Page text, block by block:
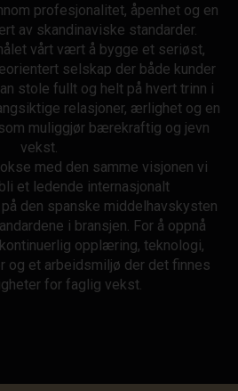
profesjonalitet, åpenhet og en
av skandinaviske standarder.
vårt vært å bygge et seriøst,
selskap der både kunder
stole fullt og helt på hvert trinn i
relasjoner, ærlighet og en
muliggjør bærekraftig og jevn
vekst.
med den samme visjonen vi
et ledende internasjonalt
den spanske middelhavskysten
i bransjen. For å oppnå
opplæring, teknologi,
og et arbeidsmiljø der det finnes
for faglig vekst.